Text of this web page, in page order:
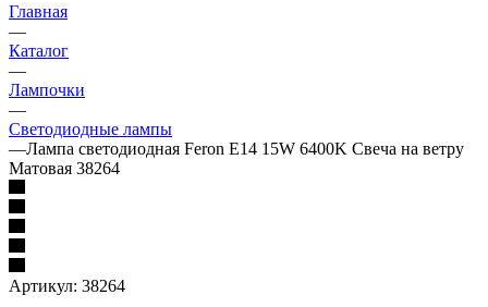
Главная
—
Каталог
—
Лампочки
—
Светодиодные лампы
—Лампа светодиодная Feron E14 15W 6400K Свеча на ветру
Матовая 38264
Артикул: 38264